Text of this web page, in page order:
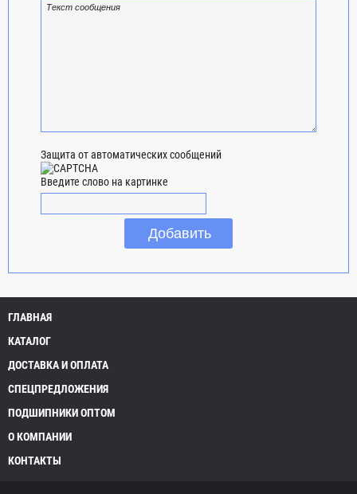
Защита от автоматических сообщений
Введите слово на картинке
ГЛАВНАЯ
КАТАЛОГ
ДОСТАВКА И ОПЛАТА
СПЕЦПРЕДЛОЖЕНИЯ
ПОДШИПНИКИ ОПТОМ
О КОМПАНИИ
КОНТАКТЫ